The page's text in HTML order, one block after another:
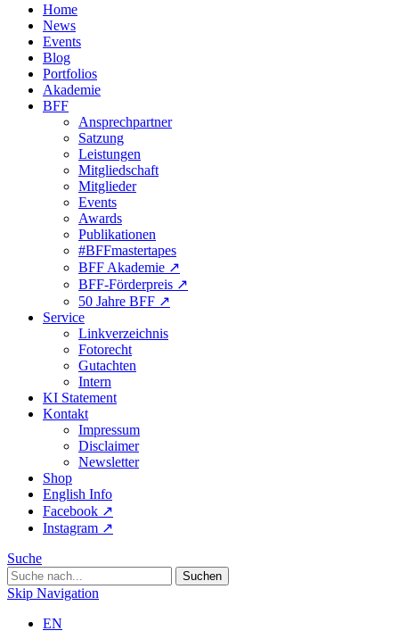
Home
News
Events
Blog
Portfolios
Akademie
BFF
Ansprechpartner
Satzung
Leistungen
Mitgliedschaft
Mitglieder
Events
Awards
Publikationen
#BFFmastertapes
BFF Akademie ↗︎
BFF-Förderpreis ↗︎
50 Jahre BFF ↗︎
Service
Linkverzeichnis
Fotorecht
Gutachten
Intern
KI Statement
Kontakt
Impressum
Disclaimer
Newsletter
Shop
English Info
Facebook ↗︎
Instagram ↗︎
Suche
Skip Navigation
EN